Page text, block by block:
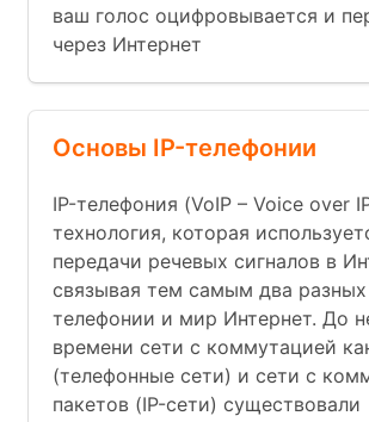
ваш голос оцифровывается и
через Интернет
Основы IP-телефонии
IP-телефония (VoIP – Voice over
технология, которая
передачи речевых сигналов в
связывая тем самым два
телефонии и мир Интернет. До
времени сети с коммутацией
(телефонные сети) и сети с
пакетов (IP-сети) существовали